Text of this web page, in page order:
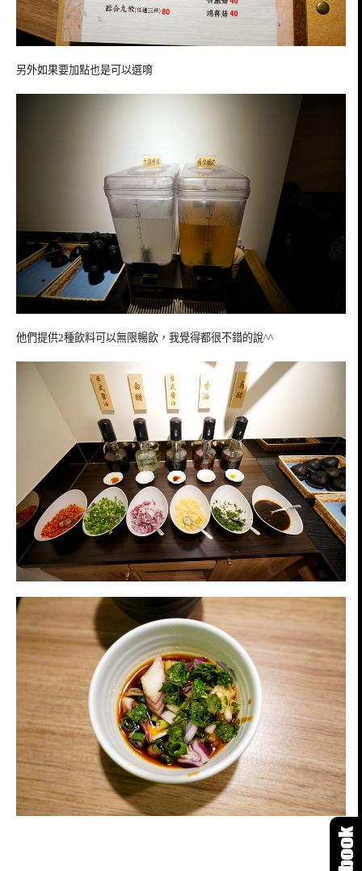
另外如果要加點也是可以選唷
他們提供2種飲料可以無限暢飲，我覺得都很不錯的說^^